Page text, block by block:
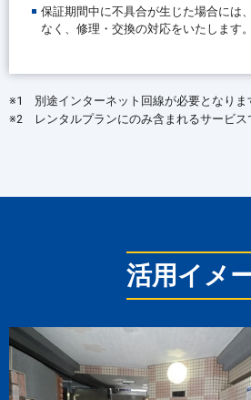
保証期間中に不具合が生じた場合には
なく、修理・交換の対応をいたします。
※1 別途インターネット回線が必要となりま
※2 レンタルプランにのみ含まれるサービス
活用イメ